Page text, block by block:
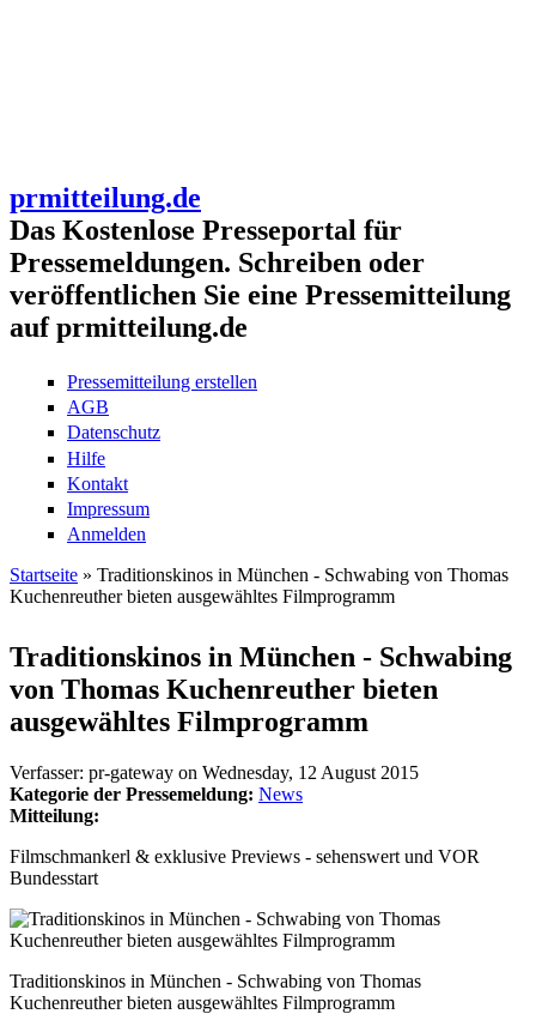
prmitteilung.de
Das Kostenlose Presseportal für
Pressemeldungen. Schreiben oder
veröffentlichen Sie eine Pressemitteilung
auf prmitteilung.de
Pressemitteilung erstellen
AGB
Datenschutz
Hilfe
Kontakt
Impressum
Anmelden
Sie sind hier
Startseite » Traditionskinos in München - Schwabing von Thomas
Kuchenreuther bieten ausgewähltes Filmprogramm
Traditionskinos in München - Schwabing
von Thomas Kuchenreuther bieten
ausgewähltes Filmprogramm
Verfasser: pr-gateway on Wednesday, 12 August 2015
Kategorie der Pressemeldung: News
Mitteilung:
Filmschmankerl & exklusive Previews - sehenswert und VOR
Bundesstart
Traditionskinos in München - Schwabing von Thomas
Kuchenreuther bieten ausgewähltes Filmprogramm